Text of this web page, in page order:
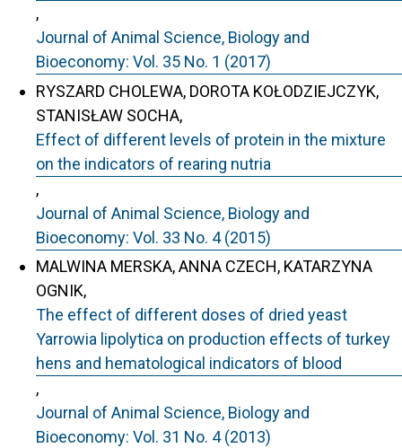
,
Journal of Animal Science, Biology and
Bioeconomy: Vol. 35 No. 1 (2017)
RYSZARD CHOLEWA, DOROTA KOŁODZIEJCZYK,
STANISŁAW SOCHA,
Effect of different levels of protein in the mixture
on the indicators of rearing nutria
,
Journal of Animal Science, Biology and
Bioeconomy: Vol. 33 No. 4 (2015)
MALWINA MERSKA, ANNA CZECH, KATARZYNA
OGNIK,
The effect of different doses of dried yeast
Yarrowia lipolytica on production effects of turkey
hens and hematological indicators of blood
,
Journal of Animal Science, Biology and
Bioeconomy: Vol. 31 No. 4 (2013)